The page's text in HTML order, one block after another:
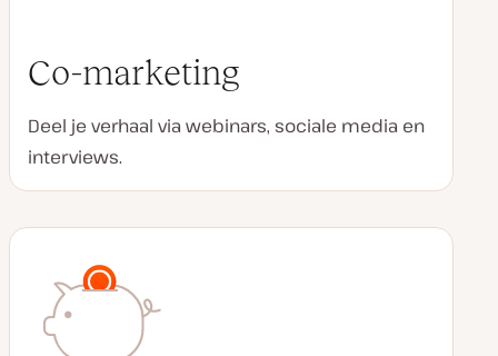
Co-marketing
Deel je verhaal via webinars, sociale media en
interviews.